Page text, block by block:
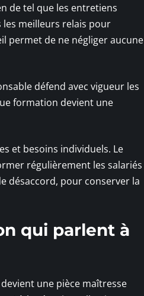
de tel que les entretiens
les meilleurs relais pour
permet de ne négliger aucune
défend avec vigueur les
formation devient une
et besoins individuels. Le
régulièrement les salariés
désaccord, pour conserver la
qui parlent à
une pièce maîtresse